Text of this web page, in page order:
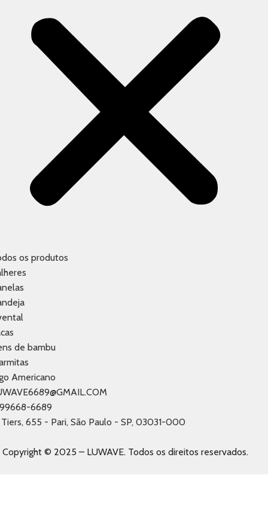
os produtos
de bambu
Americano
99668-6689
Tiers, 655 - Pari, São Paulo - SP, 03031-000
Copyright © 2025 – LUWAVE. Todos os direitos reservados.